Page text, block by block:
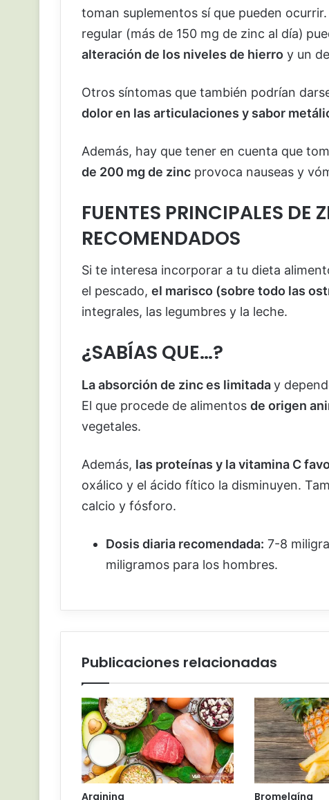
toman suplementos sí que pueden
regular (más de 150 mg de zinc al día)
alteración de los niveles de hierro y un
Otros síntomas que también podrían
dolor en las articulaciones y sabor
Además, hay que tener en cuenta que
de 200 mg de zinc provoca nauseas y
FUENTES PRINCIPALES DE
RECOMENDADOS
Si te interesa incorporar a tu dieta
el pescado, el marisco (sobre todo las
integrales, las legumbres y la leche.
¿SABÍAS QUE…?
La absorción de zinc es limitaday
El que procede de alimentos de origen
vegetales.
Además, las proteínas y la vitamina C
oxálico y el ácido fítico la disminuyen.
calcio y fósforo.
Dosis diaria recomendada: 7-8
miligramos para los hombres.
Publicaciones relacionadas
Arginina Bromelaína